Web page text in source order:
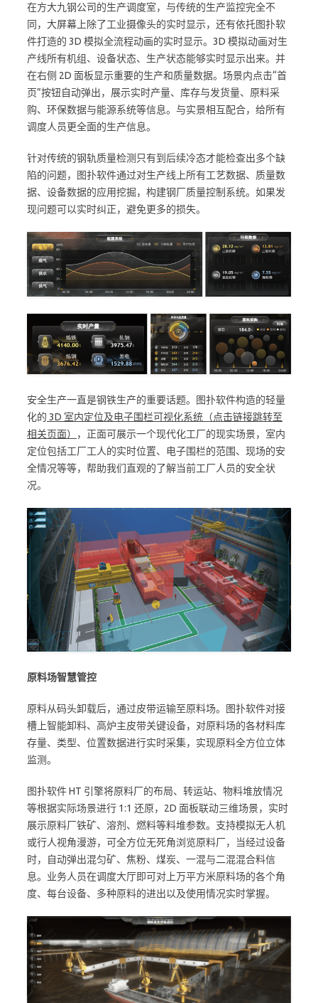
在方大九钢公司的生产调度室，与传统的生产监控完全不
同，大屏幕上除了工业摄像头的实时显示，还有依托图扑软
件打造的 3D 模拟全流程动画的实时显示。3D 模拟动画对生
产线所有机组、设备状态、生产状态能够实时显示出来。并
在右侧 2D 面板显示重要的生产和质量数据。场景内点击“首
页”按钮自动弹出，展示实时产量、库存与发货量、原料采
购、环保数据与能源系统等信息。与实景相互配合，给所有
调度人员更全面的生产信息。
针对传统的钢轨质量检测只有到后续冷态才能检查出多个缺
陷的问题，图扑软件通过对生产线上所有工艺数据、质量数
据、设备数据的应用挖掘，构建钢厂质量控制系统。如果发
现问题可以实时纠正，避免更多的损失。
安全生产一直是钢铁生产的重要话题。图扑软件构造的轻量
化的 3D 室内定位及电子围栏可视化系统（点击链接跳转至
相关页面）
，正面可展示一个现代化工厂的现实场景，室内
定位包括工厂工人的实时位置、电子围栏的范围、现场的安
全情况等等，帮助我们直观的了解当前工厂人员的安全状
况。
原料场智慧管控
原料从码头卸载后，通过皮带运输至原料场。图扑软件对接
槽上智能卸料、高炉主皮带关键设备，对原料场的各材料库
存量、类型、位置数据进行实时采集，实现原料全方位立体
监测。
图扑软件 HT 引擎将原料厂的布局、转运站、物料堆放情况
等根据实际场景进行 1:1 还原，2D 面板联动三维场景，实时
展示原料厂铁矿、溶剂、燃料等料堆参数。支持模拟无人机
或行人视角漫游，可全方位无死角浏览原料厂，当经过设备
时，自动弹出混匀矿、焦粉、煤炭、一混与二混混合料信
息。业务人员在调度大厅即可对上万平方米原料场的各个角
度、每台设备、多种原料的进出以及使用情况实时掌握。